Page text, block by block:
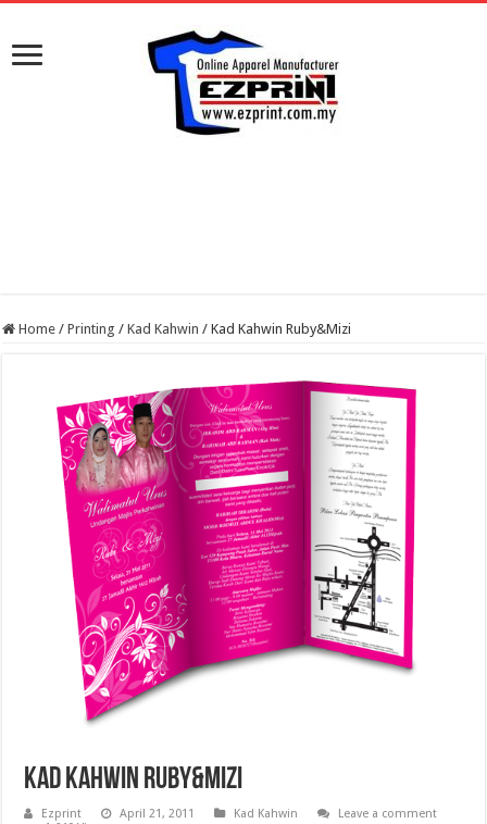
Home / Printing / Kad Kahwin / Kad Kahwin Ruby&Mizi
Kad Kahwin Ruby&Mizi
Ezprint April 21, 2011 Kad Kahwin
Leave a comment